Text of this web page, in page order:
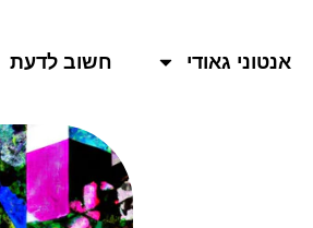
אנטוני גאודי חשוב לדעת